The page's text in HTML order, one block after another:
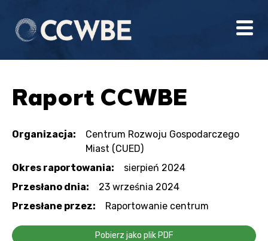
Raport CCWBE
Organizacja:
Centrum Rozwoju Gospodarczego
Miast (CUED)
Okres raportowania:
sierpień 2024
Przesłano dnia:
23 września 2024
Przesłane przez:
Raportowanie centrum
Pobierz jako plik PDF